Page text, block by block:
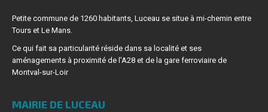
Petite commune de 1260 habitants, Luceau se situe à mi-chemin entre
Tours et Le Mans.
Ce qui fait sa particularité réside dans sa localité et ses
aménagements à proximité de l’A28 et de la gare ferroviaire de
Montval-sur-Loir
MAIRIE DE LUCEAU